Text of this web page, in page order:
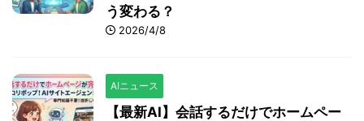
う変わる？
2026/4/8
AIニュース
【最新AI】会話するだけでホームペー